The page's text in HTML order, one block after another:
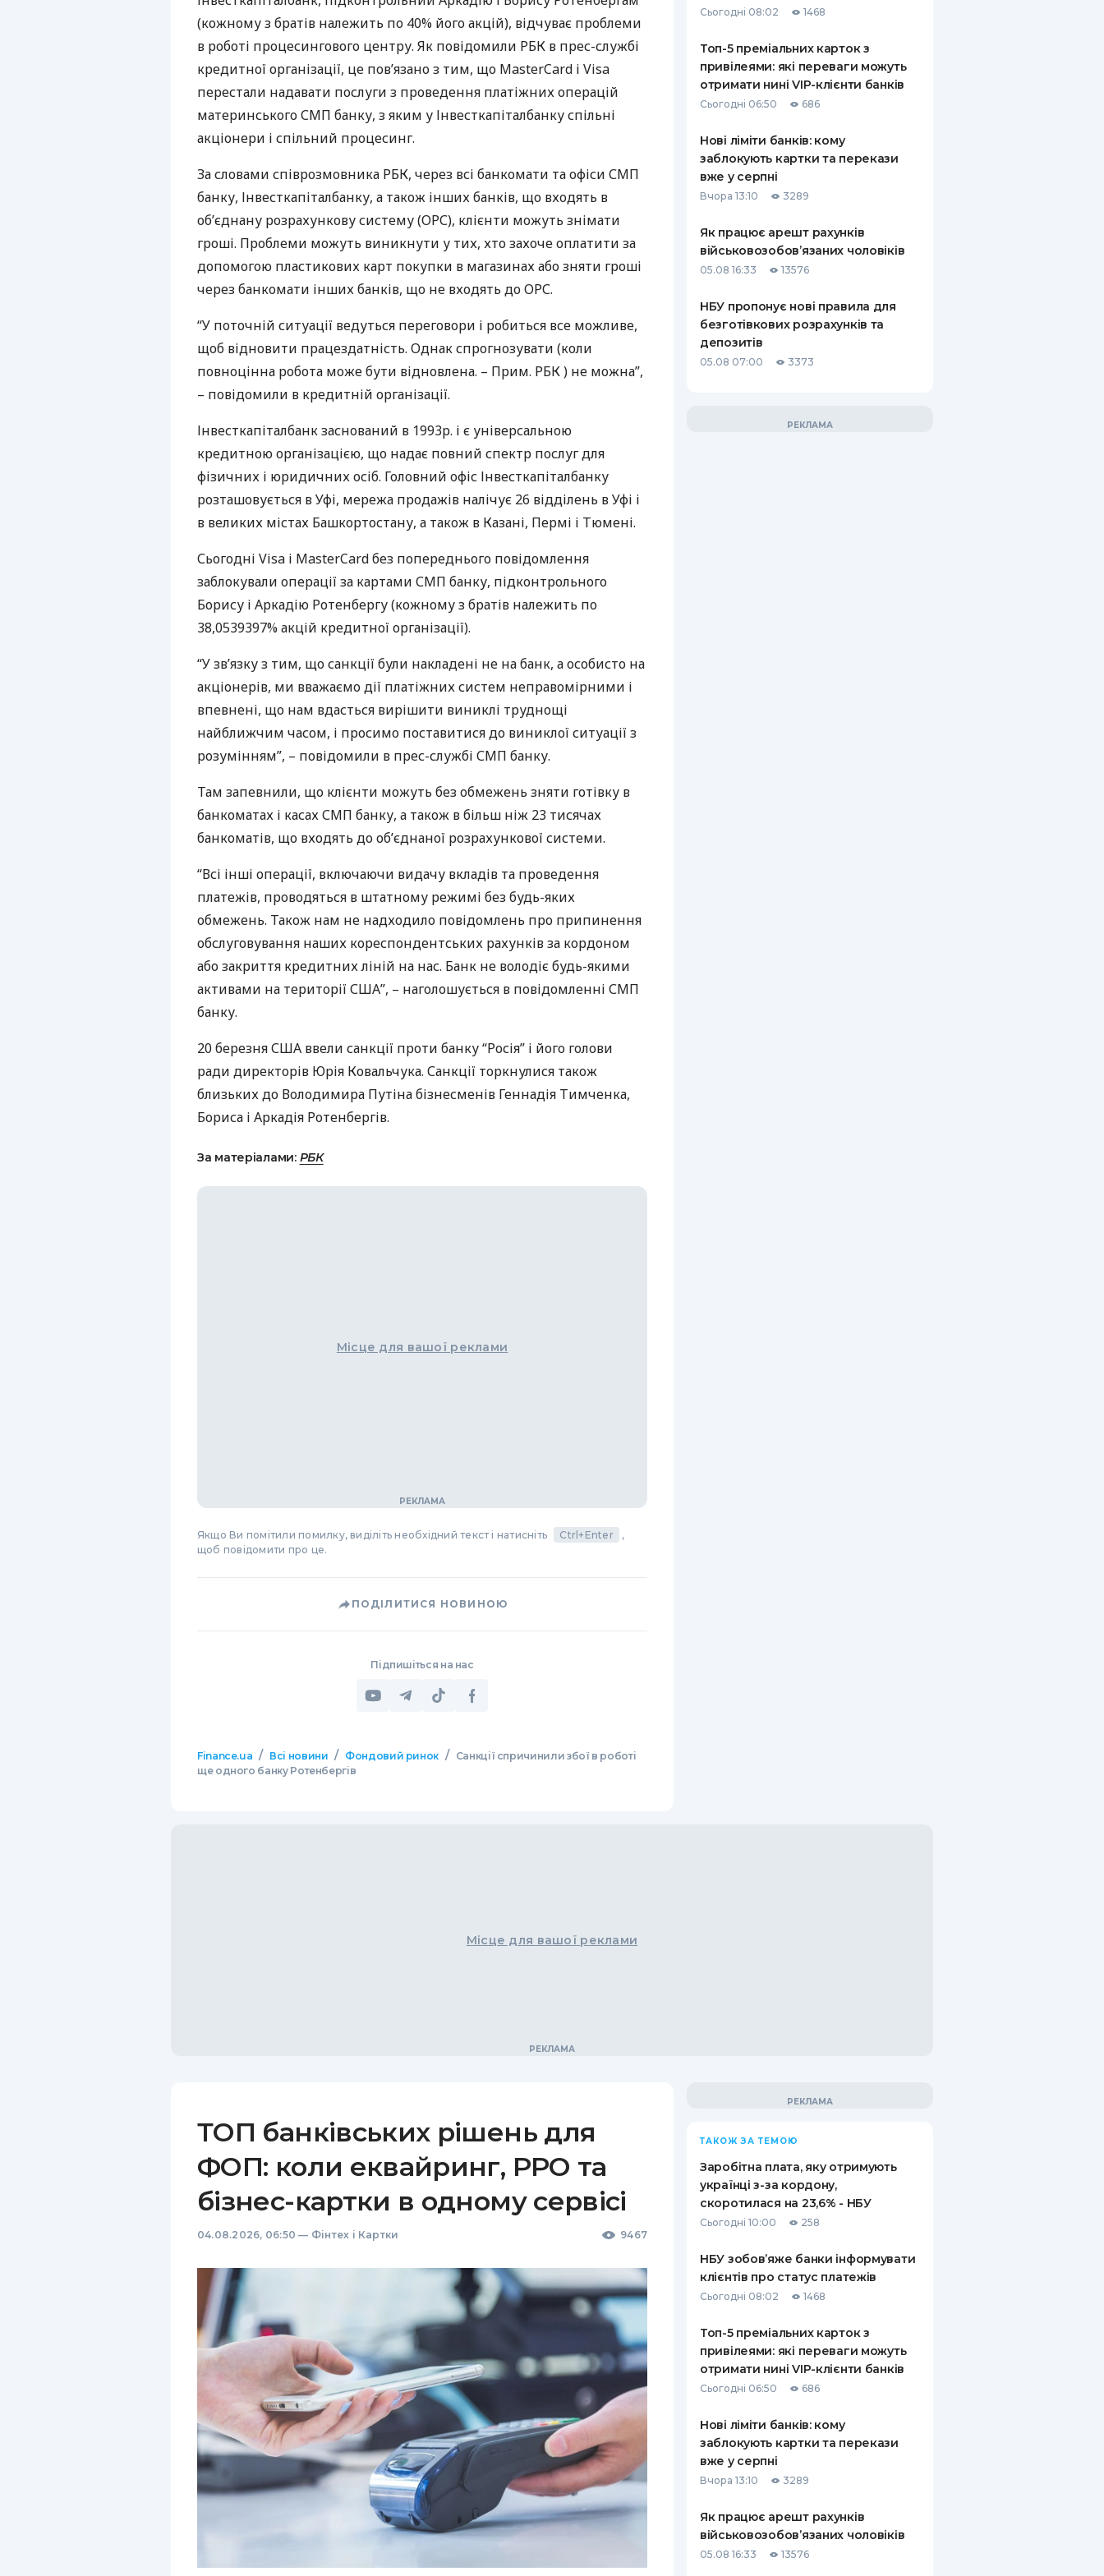
РЕЙТИНГ ДЕБЕТОВИХ
КАРТОК
ЩОМІСЯЧНИЙ ОГЛЯД
КЕШБЕКУ
ПУТІВНИКИ ПО
ВСІ СТРАХОВІ ПОЛІСИ
СТРАХОВІ КОМПАНІЇ
ВІДГУКИ ПРО СТРАХОВІ
КОМПАНІЇ
(кожному з братів належить по 40% його акцій), відчуває проблеми
в роботі процесингового центру. Як повідомили РБК в прес-службі
кредитної організації, це пов’язано з тим, що MasterCard і Visa
перестали надавати послуги з проведення платіжних операцій
материнськогоСМП банку, з яким у Інвесткапіталбанку спільні
акціонери і спільний процесинг.
За словами співрозмовника РБК, через всі банкомати та офіси СМП
банку, Інвесткапіталбанку, а також інших банків, що входять в
об’єднану розрахункову систему (ОРС), клієнти можуть знімати
гроші. Проблеми можуть виникнути у тих, хто захоче оплатити за
допомогою пластикових карт покупки в магазинах або зняти гроші
через банкомати інших банків, що не входять доОРС.
“У поточній ситуації ведуться переговори і робиться все можливе,
щоб відновити працездатність. Однак спрогнозувати (коли
повноцінна робота може бути відновлена. – Прим. РБК) не можна”,
– повідомили в кредитній організації.
Інвесткапіталбанк заснований в 1993р. і є універсальною
кредитною організацією, що надає повний спектр послуг для
фізичних і юридичних осіб. Головний офіс Інвесткапіталбанку
розташовується в Уфі, мережа продажів налічує 26 відділень в Уфі і
в великих містах Башкортостану, а також в Казані, Пермі і Тюмені.
Сьогодні Visa і MasterCard без попереднього повідомлення
заблокували операції за картами СМП банку, підконтрольного
Борису і Аркадію Ротенбергу (кожному з братів належить по
38,0539397% акцій кредитної організації).
“У зв’язку з тим, що санкції були накладені не на банк, а особисто на
акціонерів, ми вважаємо дії платіжних систем неправомірними і
впевнені, що нам вдасться вирішити виниклі труднощі
найближчим часом, і просимо поставитися до виниклої ситуації з
розумінням”, – повідомили в прес-службі СМП банку.
Там запевнили, що клієнти можуть без обмежень зняти готівку в
банкоматах і касахСМП банку, а також в більш ніж 23 тисячах
банкоматів, що входять до об’єднаної розрахункової системи.
“Всі інші операції, включаючи видачу вкладів та проведення
платежів, проводяться в штатному режимі без будь-яких
обмежень. Також нам не надходило повідомлень про припинення
обслуговування наших кореспондентських рахунків за кордоном
або закриття кредитних ліній на нас. Банк не володіє будь-якими
активами на території США”, – наголошується в повідомленні СМП
банку.
20 березняСША ввели санкції проти банку “Росія” і його голови
ради директорів Юрія Ковальчука. Санкції торкнулися також
близьких до Володимира Путіна бізнесменів Геннадія Тимченка,
Бориса і Аркадія Ротенбергів.
За матеріалами: РБК
Місце для вашої реклами
Якщо Ви помітили помилку, виділіть необхідний текст і натисніть Ctrl+Enter
,
щоб повідомити про це.
ПОДІЛИТИСЯ НОВИНОЮ
Підпишіться на нас
Finance.ua / Всі новини / Фондовий ринок /
Санкції спричинили збої в роботі
ще одного банку Ротенбергів
Сьогодні 08:02 1468
Топ-5 преміальних карток з
привілеями: які переваги можуть
отримати нині VIP-клієнти банків
Сьогодні 06:50 686
Нові ліміти банків: кому
заблокують картки та перекази
вже у серпні
Вчора 13:10 3289
Як працює арешт рахунків
військовозобов’язаних чоловіків
05.08 16:33 13576
НБУ пропонує нові правила для
безготівкових розрахунків та
депозитів
05.08 07:00 3373
Місце для вашої реклами
ТОП банківських рішень для
ФОП: коли еквайринг, РРО та
бізнес-картки в одному сервісі
04.08.2026, 06:50 — Фінтех і Картки 9467
ТАКОЖ ЗА ТЕМОЮ
Заробітна плата, яку отримують
українці з-за кордону,
скоротилася на 23,6% - НБУ
Сьогодні 10:00 258
НБУ зобов’яже банки інформувати
клієнтів про статус платежів
Сьогодні 08:02 1468
Топ-5 преміальних карток з
привілеями: які переваги можуть
отримати нині VIP-клієнти банків
Сьогодні 06:50 686
Нові ліміти банків: кому
заблокують картки та перекази
вже у серпні
Вчора 13:10 3289
Як працює арешт рахунків
військовозобов’язаних чоловіків
05.08 16:33 13576